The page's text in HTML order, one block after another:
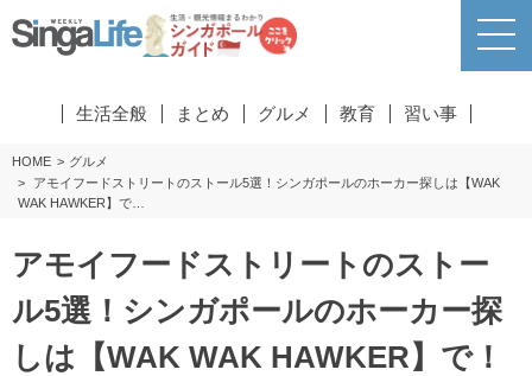
生活全般 まとめ グルメ 教育 習い事
HOME
グルメ
アモイフードストリートのストール5選！シンガポールのホーカー探しは【WAK
WAK HAWKER】で…
アモイフードストリートのストー
ル5選！シンガポールのホーカー探
しは【WAK WAK HAWKER】で！